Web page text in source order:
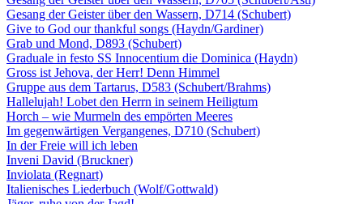
Gesang der Geister über den Wassern, D714 (Schubert)
Give to God our thankful songs (Haydn/Gardiner)
Grab und Mond, D893 (Schubert)
Graduale in festo SS Innocentium die Dominica (Haydn)
Gross ist Jehova, der Herr! Denn Himmel
Gruppe aus dem Tartarus, D583 (Schubert/Brahms)
Hallelujah! Lobet den Herrn in seinem Heiligtum
Horch – wie Murmeln des empörten Meeres
Im gegenwärtigen Vergangenes, D710 (Schubert)
In der Freie will ich leben
Inveni David (Bruckner)
Inviolata (Regnart)
Italienisches Liederbuch (Wolf/Gottwald)